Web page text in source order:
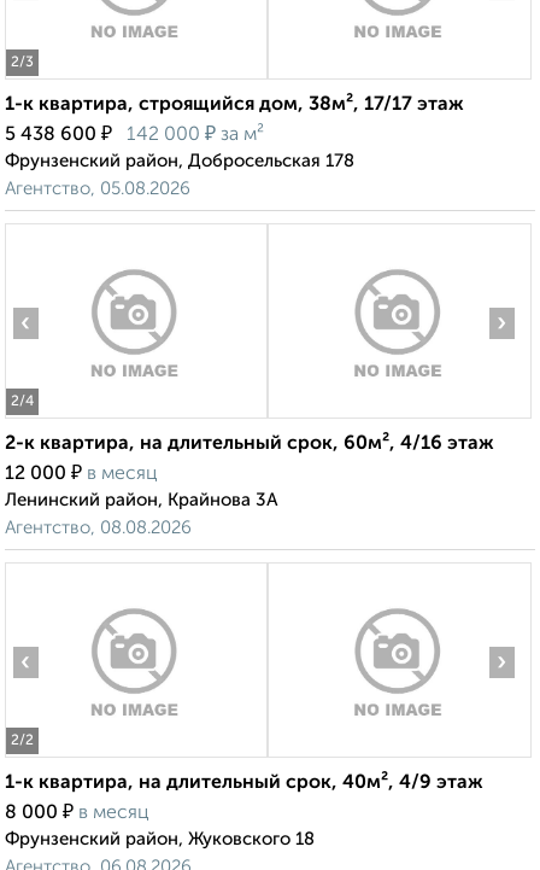
2/3
1-к квартира, строящийся дом, 38м², 17/17 этаж
5 438 600 ₽ 142 000 ₽ за м²
Фрунзенский район, Добросельская 178
Агентство, 05.08.2026
2/4
‹ ›
2-к квартира, на длительный срок, 60м², 4/16 этаж
12 000 ₽ в месяц
Ленинский район, Крайнова 3А
Агентство, 08.08.2026
2/2
‹ ›
1-к квартира, на длительный срок, 40м², 4/9 этаж
8 000 ₽ в месяц
Фрунзенский район, Жуковского 18